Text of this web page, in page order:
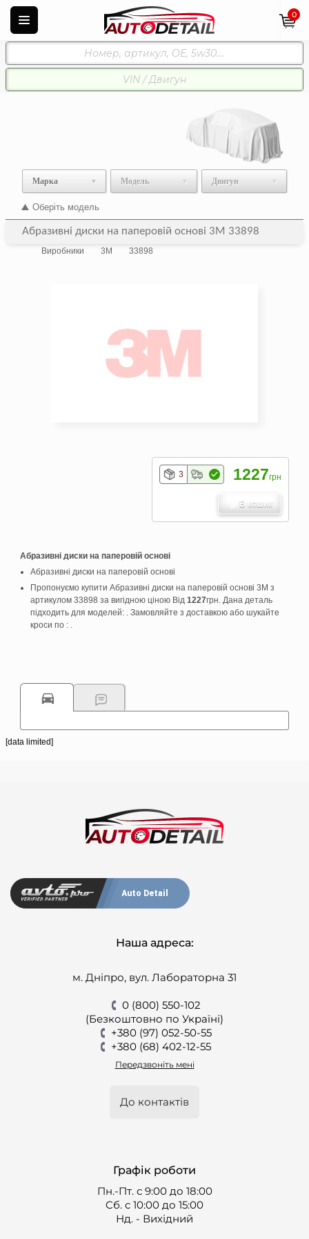
0
Марка Модель Двигун
Оберіть модель
Абразивні диски на паперовій основі 3M 33898
Виробники 3M 33898
Абразивні диски на паперовій основі
Абразивні диски на паперовій основі
Пропонуємо купити Абразивні диски на паперовій основі 3M з
артикулом 33898 за вигідною ціною Від 1227грн. Дана деталь
підходить для моделей: . Замовляйте з доставкою або шукайте
кроси по : .
3 1227грн
В кошик
[data limited]
Auto Detail
Наша адреса:
м. Дніпро, вул. Лабораторна 31
0 (800) 550-102
(Безкоштовно по Україні)
+380 (97) 052-50-55
+380 (68) 402-12-55
Передзвоніть мені
До контактів
Графік роботи
Пн.-Пт. с 9:00 до 18:00
Cб. с 10:00 до 15:00
Нд. - Вихідний